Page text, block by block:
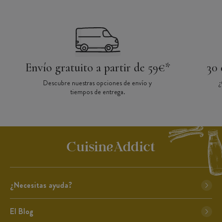
Envío gratuito a partir de 59€*
Descubre nuestras opciones de envío y
tiempos de entrega.
30
¿Necesitas ayuda?
El Blog